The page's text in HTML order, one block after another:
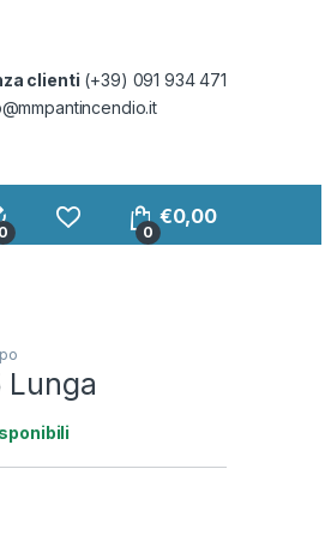
clienti (+39) 091 934 471
0 0
€0,00
Lunga